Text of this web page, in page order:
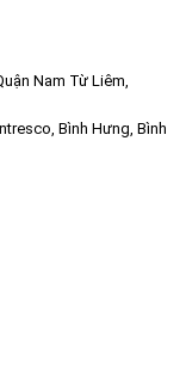
Nam Từ Liêm,
Bình Hưng, Bình